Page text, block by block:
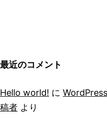
最近のコメント
Hello world! に
稿者 より